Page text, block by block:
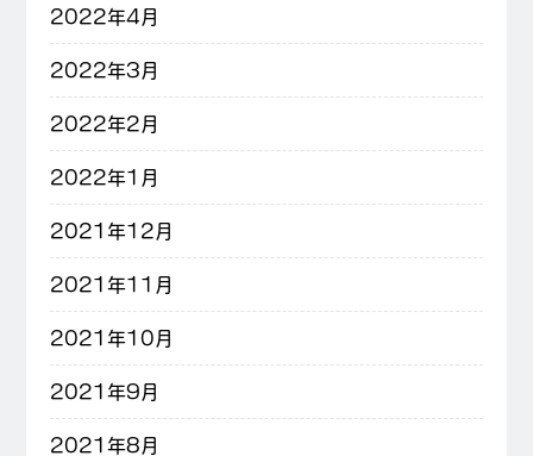
2022年4月
2022年3月
2022年2月
2022年1月
2021年12月
2021年11月
2021年10月
2021年9月
2021年8月